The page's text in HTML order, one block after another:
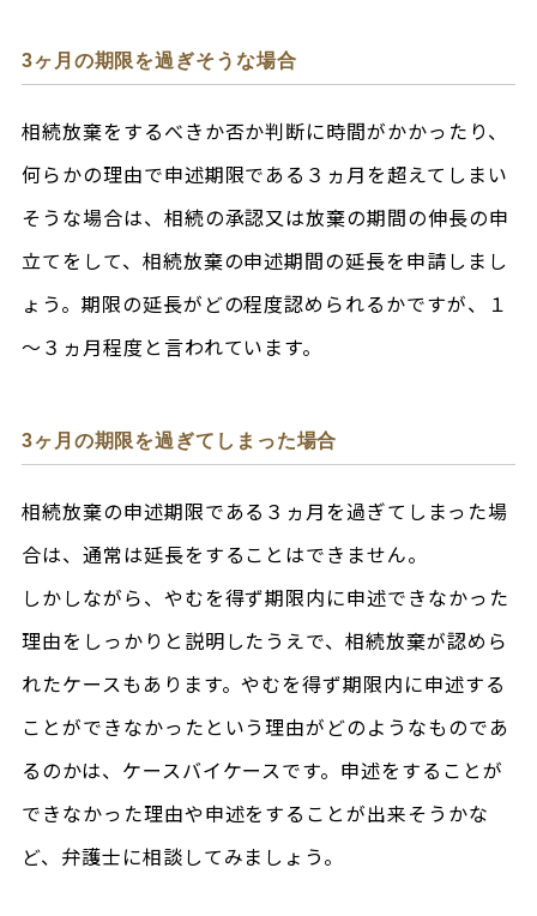
3ヶ月の期限を過ぎそうな場合
相続放棄をするべきか否か判断に時間がかかったり、
何らかの理由で申述期限である３ヵ月を超えてしまい
そうな場合は、相続の承認又は放棄の期間の伸長の申
立てをして、相続放棄の申述期間の延長を申請しまし
ょう。期限の延長がどの程度認められるかですが、１
～３ヵ月程度と言われています。
3ヶ月の期限を過ぎてしまった場合
相続放棄の申述期限である３ヵ月を過ぎてしまった場
合は、通常は延長をすることはできません。
しかしながら、やむを得ず期限内に申述できなかった
理由をしっかりと説明したうえで、相続放棄が認めら
れたケースもあります。やむを得ず期限内に申述する
ことができなかったという理由がどのようなものであ
るのかは、ケースバイケースです。申述をすることが
できなかった理由や申述をすることが出来そうかな
ど、弁護士に相談してみましょう。